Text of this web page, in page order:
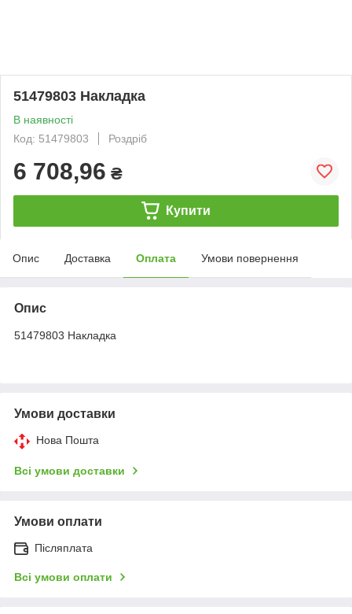
51479803 Накладка
В наявності
Код: 51479803
Роздріб
6 708,96 ₴
Купити
Опис Доставка Оплата Умови повернення
Опис
51479803 Накладка
Умови доставки
Нова Пошта
Всі умови доставки
Умови оплати
Післяплата
Всі умови оплати